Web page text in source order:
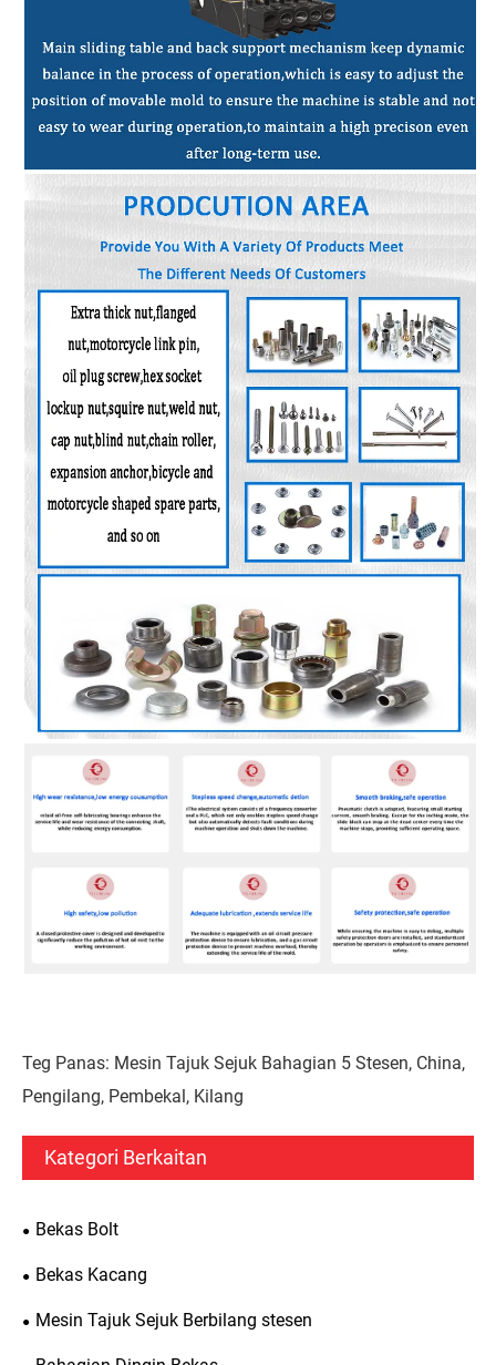
Teg Panas: Mesin Tajuk Sejuk Bahagian 5 Stesen, China,
Pengilang, Pembekal, Kilang
Kategori Berkaitan
Bekas Bolt
Bekas Kacang
Mesin Tajuk Sejuk Berbilang stesen